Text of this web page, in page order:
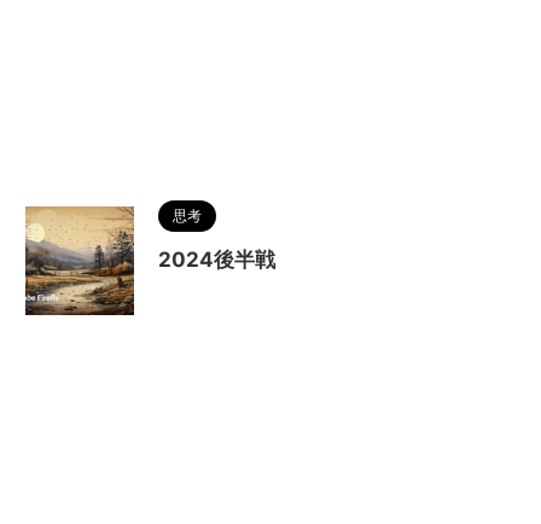
思考
2024後半戦